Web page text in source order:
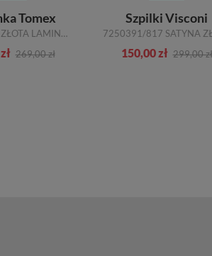
Tomex
1608 BIAŁO-ZŁOTA LAMINA SKÓRA
269,00 zł
Szpilki Visconi
150,00 zł 299,00 zł